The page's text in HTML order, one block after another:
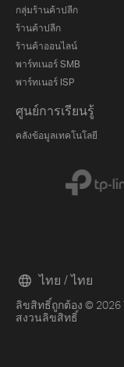
กลุ่มร้านค้าปลีก
ร้านค้าปลีก
ร้านค้าออนไลน์
พาร์ทเนอร์ SMB
พาร์ทเนอร์ ISP
ศูนย์การเรียนรู้
คลังข้อมูลเทคโนโลยี
ลิขสิทธิ์ถูกต้อง © 2026
สงวนลิขสิทธิ์
ไทย / ไทย